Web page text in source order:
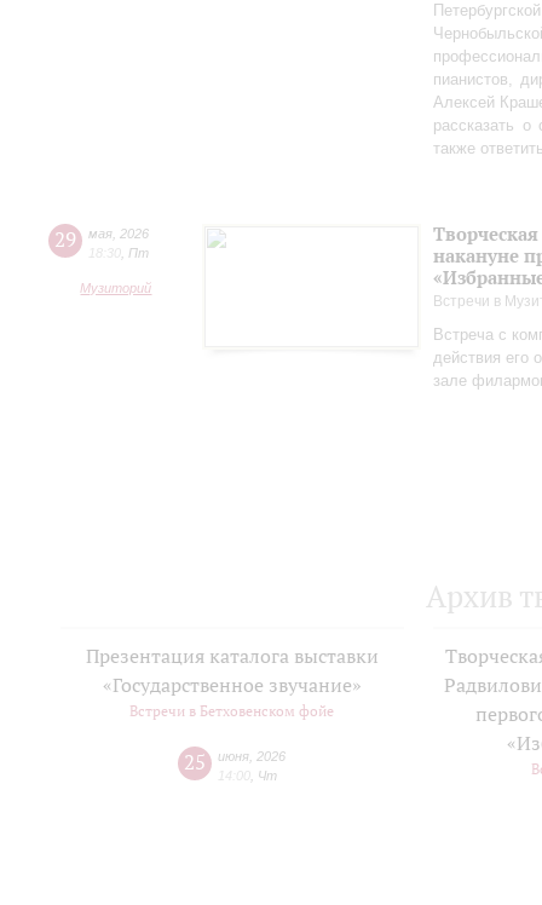
пианистов,
Алексей
рассказать
также
29 мая 2026
18:30
Пт
Музиторий
накануне
Встречи в
Встреча с
действия его
зале
Архив
Презентация каталога выставки
«Государственное звучание»
Встречи в Бетховенском фойе
25 июня 2026
Чт